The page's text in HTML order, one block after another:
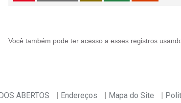
Você também pode ter acesso a esses registros
ABERTOS Endereços Mapa do Site